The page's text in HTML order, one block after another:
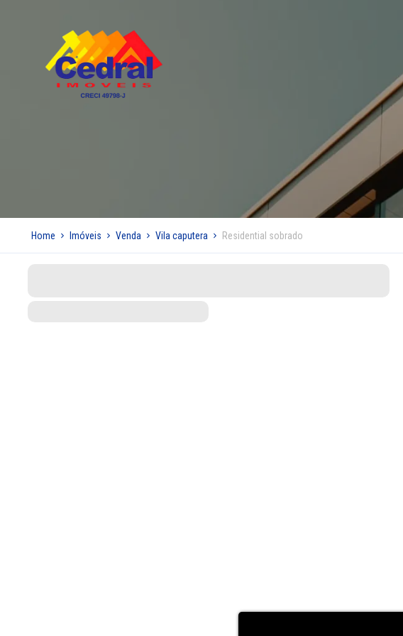
Home Imóveis Venda Vila caputera Residential sobrado